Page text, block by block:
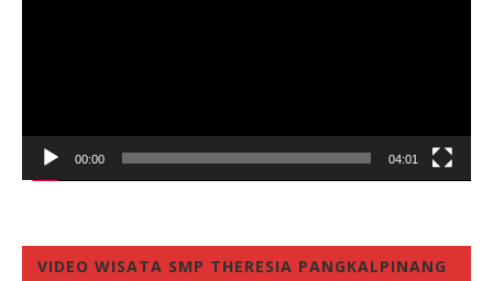
00:00 04:01
VIDEO WISATA SMP THERESIA PANGKALPINANG